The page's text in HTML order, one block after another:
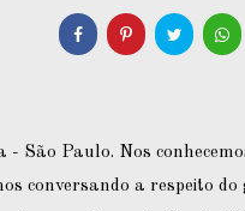
- São Paulo. Nos
conversando a respeito do